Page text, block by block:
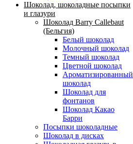
Шоколад, шоколадные посыпки
и глазури
Шоколад Barry Callebaut
(Бельгия)
Белый шоколад
Молочный шоколад
Темный шоколад
Цветной шоколад
Ароматизированный
шоколад
Шоколад для
фонтанов
Шоколад Какао
Барри
Посыпки шоколадные
Шоколад в дисках